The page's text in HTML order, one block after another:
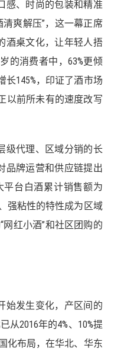
感、时尚的包装和精准
爽解压”，这一幕正席
酒桌文化，让年轻人捂
的消费者中，63%更倾
长145%，印证了酒市场
以前所未有的速度改写
级代理、区域分销的长
品牌运营和供应链提出
平台白酒累计销售额为
强粘性的特性成为区域
红小酒”和社区团购的
始发生变化，产区间的
2016年的4%、10%提
化布局，在华北、华东